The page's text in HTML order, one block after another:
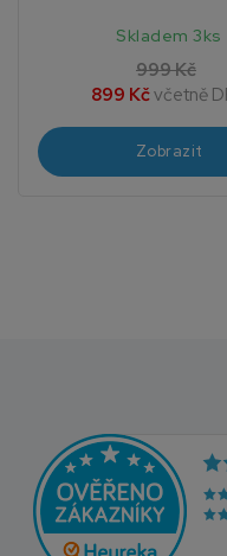
Skladem 3ks
999 Kč
899 Kčvčetně
Zobrazit